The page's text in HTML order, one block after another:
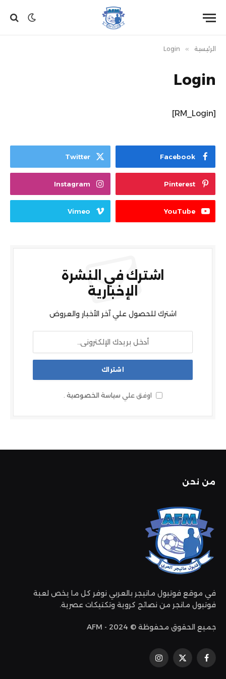
الرئيسية »
Login
Login
[RM_Login]
Facebook
Twitter
Pinterest
Instagram
YouTube
Vimeo
اشترك في النشرة
الإخبارية
اشترك للحصول علي آخر الأخبار والعروض
اوفق علي سياسة الخصوصية .
من نحن
في موقع فوتبول مانيجر بالعربي نوفر كل ما يخص لعبة
فوتبول مانجر من نصائح كروية وتكتيكات عصرية.
جميع الحقوق محفوظة © 2024 - AFM
فيسبوكإكس
الانستغرام